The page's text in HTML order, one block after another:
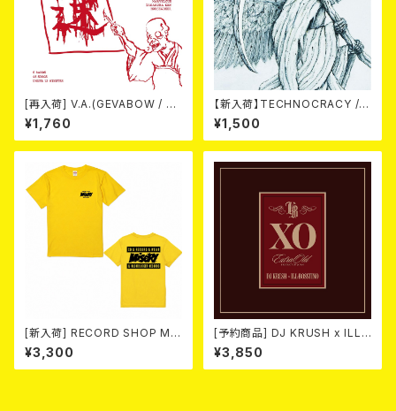
[再入荷] V.A.(GEVABOW / D
USTPAN / EL NUDO / MARV
ELOUS / 高倉健 / Horse & D
eer) / NEW FAST SPEED PU
¥1,760
【新入荷】TECHNOCRACY /T
O HELL/THE END (7"EP)
¥1,500
[新入荷] RECORD SHOP MIS
ERY / 33th anniversary T-s
hirts (yellow ①)
¥3,300
[予約商品] DJ KRUSH x ILL-
BOSSTINO / XO (CD)(通常
盤) 2026年8月5日発売！
¥3,850